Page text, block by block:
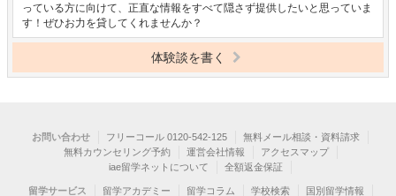
っている方に向けて、正直な情報をすべて隠さず提供したいと思っていま
す！ぜひお力を貸してくれませんか？
体験談を書く
お問い合わせ フリーコール 0120-542-125
無料メール相談・資料請求
無料カウンセリング予約
運営会社情報
アクセスマップ
iae留学ネットについて
全額返金保証
留学サービス 留学アカデミー 留学コラム 学校検索 国別留学情報